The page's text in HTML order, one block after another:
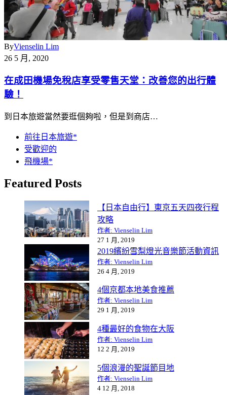
ByVienselin Lim
26 5 月, 2020
在成田機場免稅店享受零售天堂：改善您的出行體
驗！
到日本旅遊當然要逛個夠啦，但是到商店…
前往日本旅遊*
受歡迎的
飛機場*
Featured Posts
【日本自由行】東京五天四夜行程
攻略
作者: Vienselin Lim
27 1 月, 2019
2019繽紛雪梨燈光音樂節活動資訊
作者: Vienselin Lim
26 4 月, 2019
4個京都本地美食推薦
作者: Vienselin Lim
29 1 月, 2019
4種最好的食物在大阪
作者: Vienselin Lim
12 2 月, 2019
5個浪漫的聖誕節目地
作者: Vienselin Lim
4 12 月, 2018